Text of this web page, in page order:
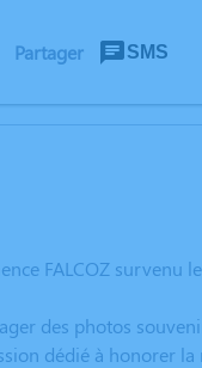
Partager SMS
FALCOZ survenu
des photos
dédié à honorer la